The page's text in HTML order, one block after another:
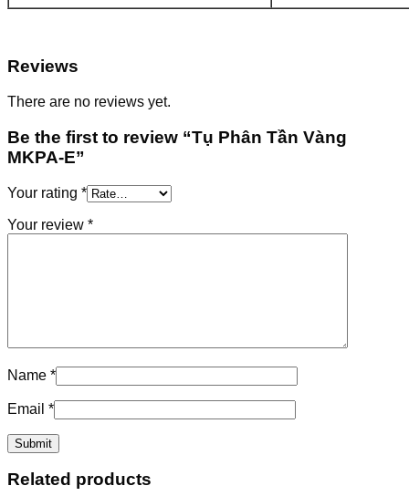
Reviews
There are no reviews yet.
Be the first to review “Tụ Phân Tần Vàng
MKPA-E”
Your rating *
Your review *
Name *
Email *
Related products